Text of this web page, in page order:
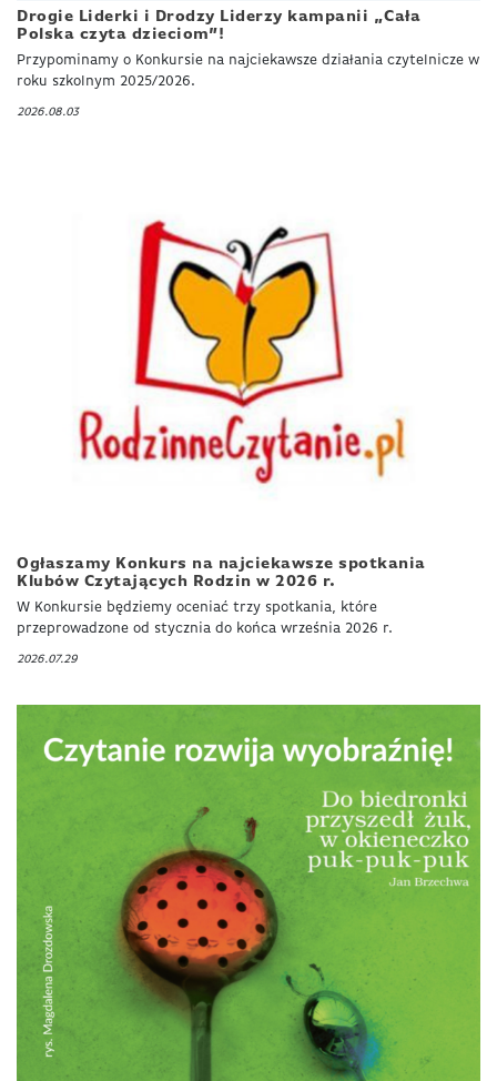
Drogie Liderki i Drodzy Liderzy kampanii „Cała
Polska czyta dzieciom”!
Przypominamy o Konkursie na najciekawsze działania czytelnicze w
roku szkolnym 2025/2026.
2026.08.03
Ogłaszamy Konkurs na najciekawsze spotkania
Klubów Czytających Rodzin w 2026 r.
W Konkursie będziemy oceniać trzy spotkania, które
przeprowadzone od stycznia do końca września 2026 r.
2026.07.29